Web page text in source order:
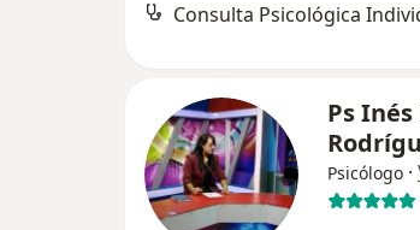
Consulta Psicológica
Ps
Psicólogo ·